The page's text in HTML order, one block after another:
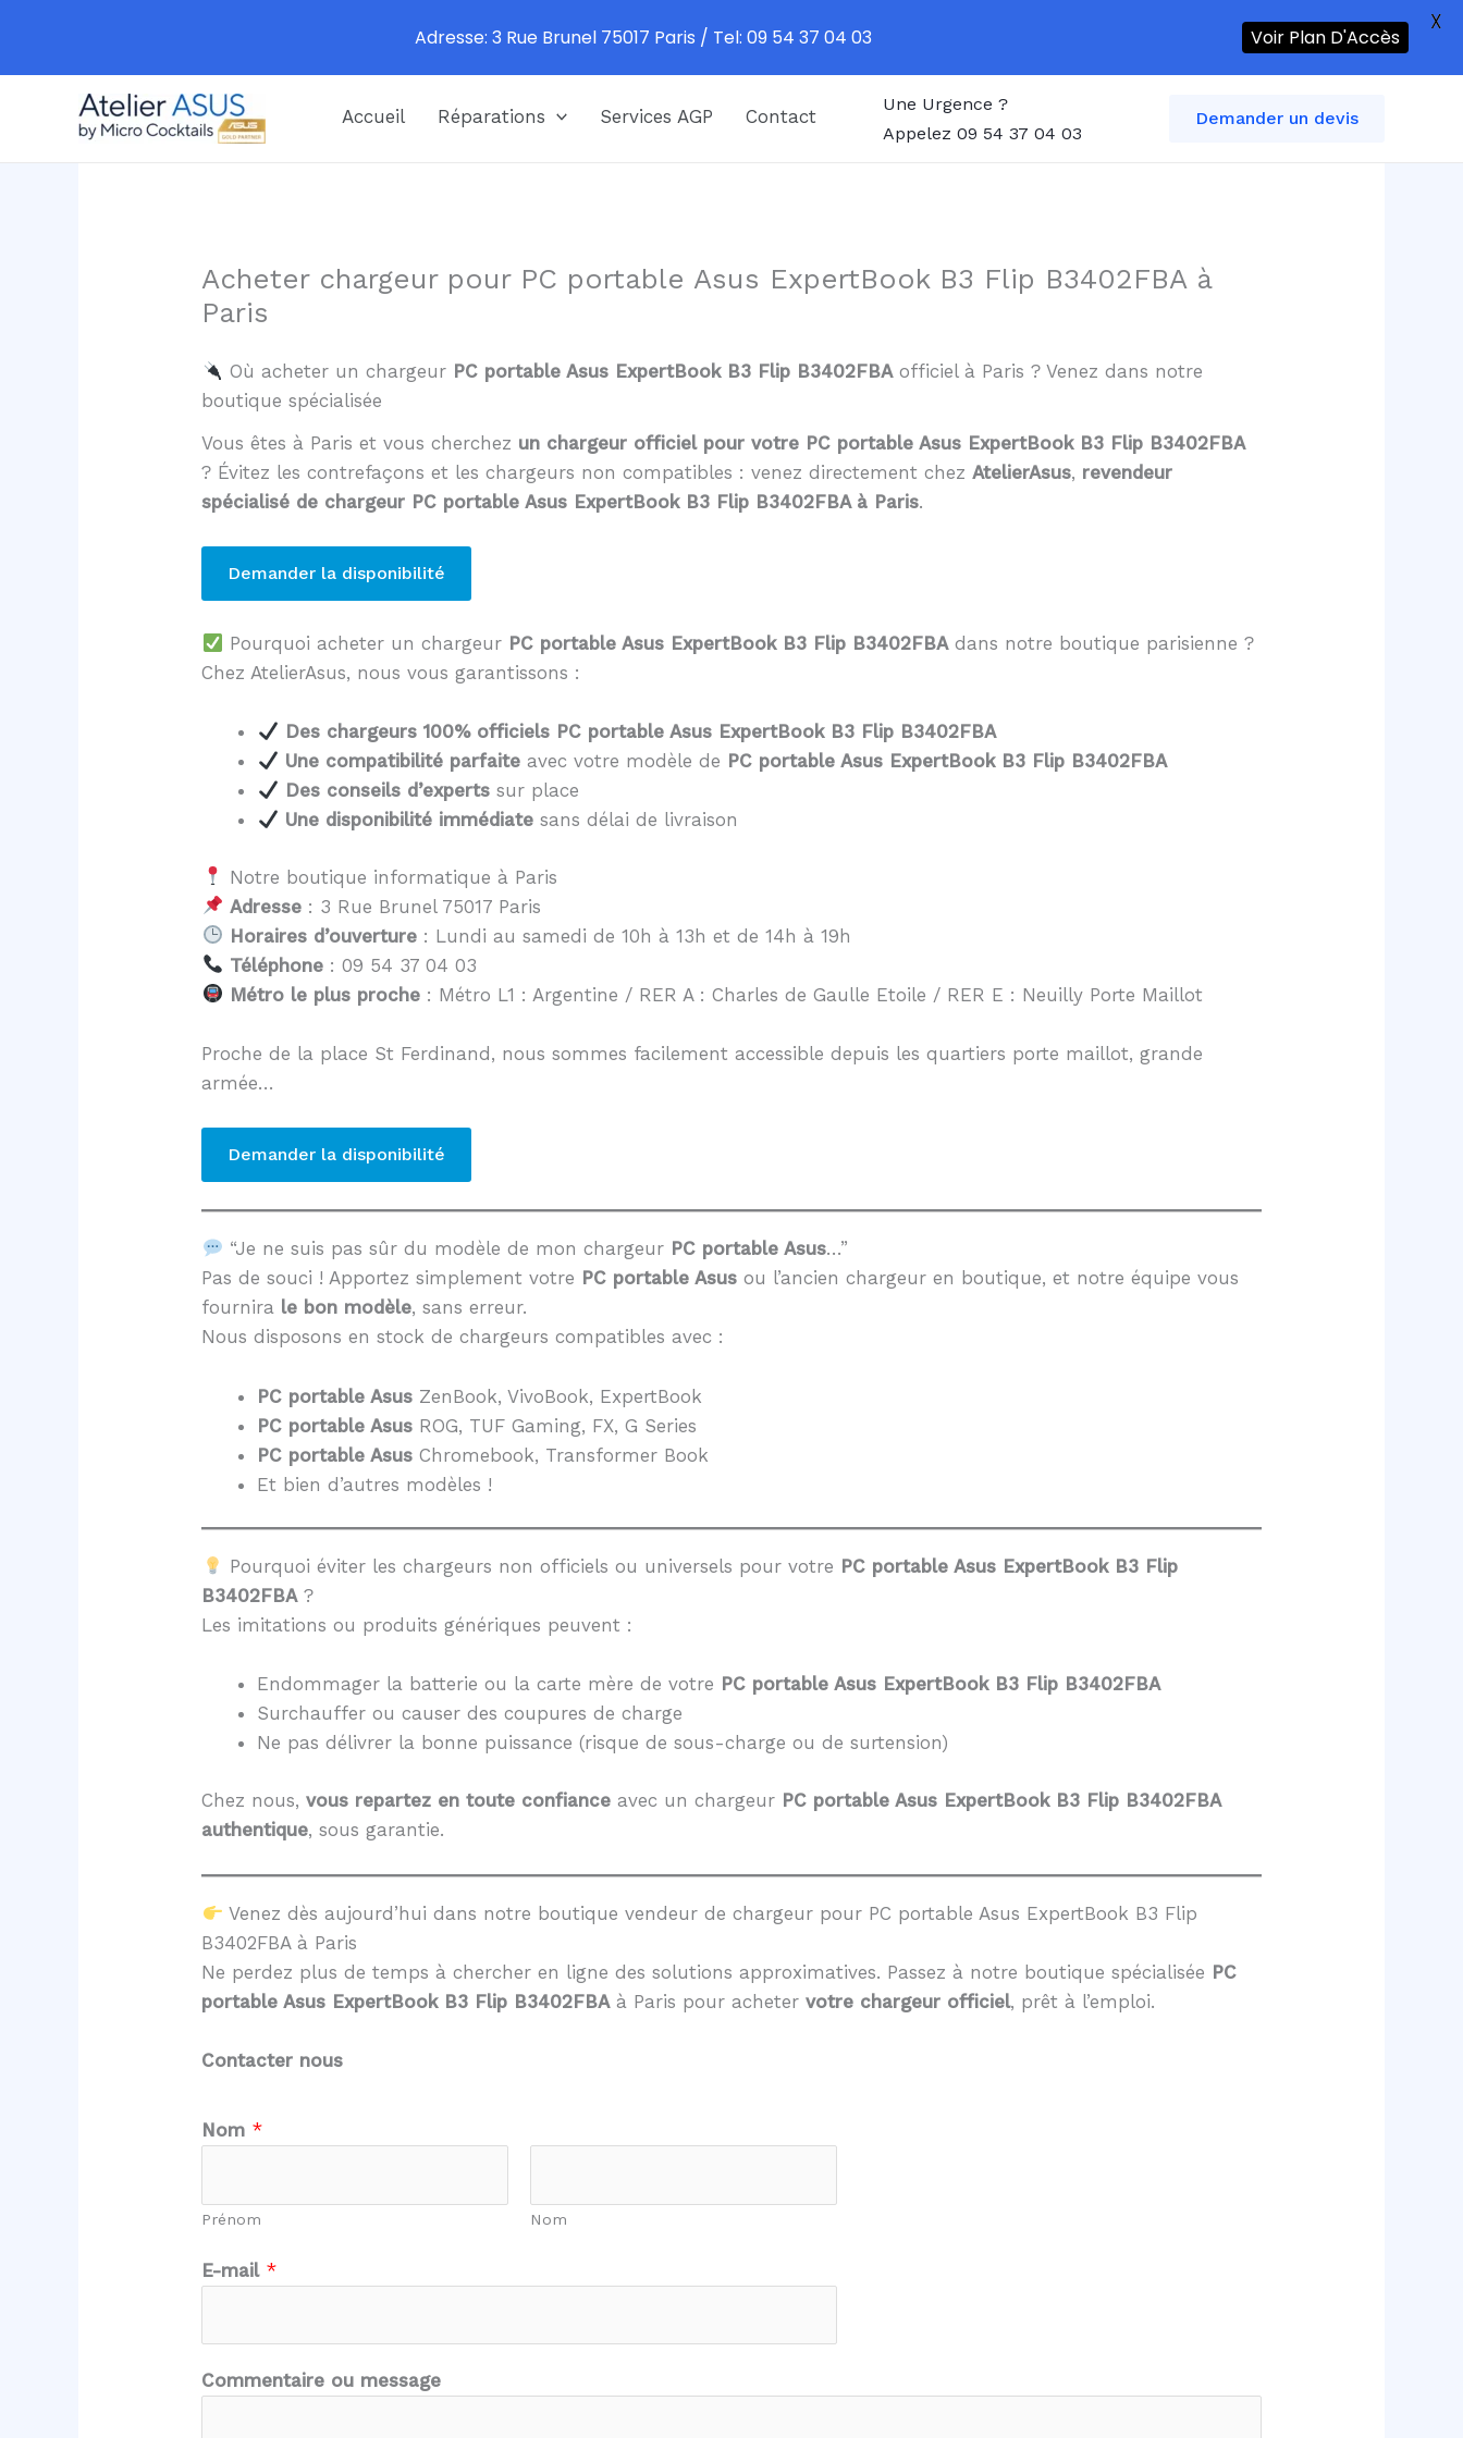
Accueil Réparations Services AGP Contact
Une Urgence ?
Appelez 09 54 37 04 03
Demander un devis
Acheter chargeur pour PC portable Asus ExpertBook B3 Flip B3402FBA à
Paris
Où acheter un chargeur PC portable Asus ExpertBook B3 Flip B3402FBAofficiel à Paris ? Venez dans notre
boutique spécialisée
Vous êtes à Paris et vous cherchez un chargeur officiel pour votre PC portable Asus ExpertBook B3 Flip B3402FBA
? Évitez les contrefaçons et les chargeurs non compatibles : venez directement chezAtelierAsus, revendeur
spécialisé de chargeur PC portable Asus ExpertBook B3 Flip B3402FBA à Paris.
Demander la disponibilité
Pourquoi acheter un chargeur PC portable Asus ExpertBook B3 Flip B3402FBAdans notre boutique parisienne ?
Chez AtelierAsus, nous vous garantissons :
Des chargeurs 100% officiels PC portable Asus ExpertBook B3 Flip B3402FBA
Une compatibilité parfaiteavec votre modèle de PC portable Asus ExpertBook B3 Flip B3402FBA
Des conseils d’expertssur place
Une disponibilité immédiatesans délai de livraison
Notre boutique informatique à Paris
Adresse: 3 Rue Brunel 75017 Paris
Horaires d’ouverture: Lundi au samedi de 10h à 13h et de 14h à 19h
Téléphone: 09 54 37 04 03
Métro le plus proche: Métro L1 : Argentine / RER A : Charles de Gaulle Etoile / RER E : Neuilly Porte Maillot
Proche de la place St Ferdinand, nous sommes facilement accessible depuis les quartiers porte maillot, grande
armée…
Demander la disponibilité
“Je ne suis pas sûr du modèle de mon chargeur PC portable Asus…”
Pas de souci ! Apportez simplement votre PC portable Asusou l’ancien chargeur en boutique, et notre équipe vous
fournira le bon modèle, sans erreur.
Nous disposons en stock de chargeurs compatibles avec :
PC portable Asus ZenBook, VivoBook, ExpertBook
PC portable Asus ROG, TUF Gaming, FX, G Series
PC portable AsusChromebook, Transformer Book
Et bien d’autres modèles !
Pourquoi éviter les chargeurs non officiels ou universels pour votre PC portable Asus ExpertBook B3 Flip
B3402FBA?
Les imitations ou produits génériques peuvent :
Endommager la batterie ou la carte mère de votre PC portable Asus ExpertBook B3 Flip B3402FBA
Surchauffer ou causer des coupures de charge
Ne pas délivrer la bonne puissance (risque de sous-charge ou de surtension)
Chez nous,vous repartez en toute confiance avec un chargeur PC portable Asus ExpertBook B3 Flip B3402FBA
authentique, sous garantie.
Venez dès aujourd’hui dans notre boutique vendeur de chargeur pour PC portable Asus ExpertBook B3 Flip
B3402FBA à Paris
Ne perdez plus de temps à chercher en ligne des solutions approximatives. Passez à notre boutique spécialisée PC
portable Asus ExpertBook B3 Flip B3402FBAà Paris pour achetervotre chargeur officiel, prêt à l’emploi.
Contacter nous
N
o
C
m
t
Nom *
Prénom Nom
E-mail *
Commentaire ou message
Adresse: 3 Rue Brunel 75017 Paris / Tel: 09 54 37 04 03 Voir Plan D'Accès
X